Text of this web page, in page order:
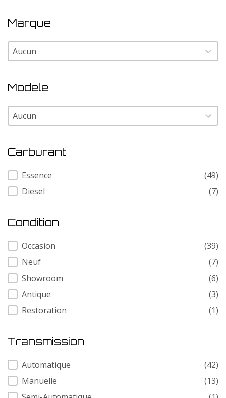
Marque
Marque
Marque
Modele
Modele
Modele
Carburant
Carburant
Essence
(49)
Diesel
(7)
Condition
Condition
Occasion
(39)
Neuf
(7)
Showroom
(6)
Antique
(3)
Restoration
(1)
Transmission
Transmission
Automatique
(42)
Manuelle
(13)